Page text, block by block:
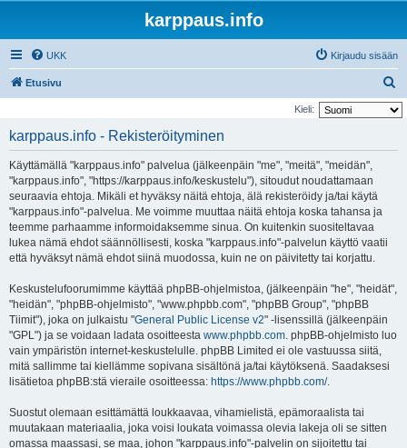
karppaus.info
UKK Kirjaudu sisään
Etusivu
t
Kieli:
karppaus.info - Rekisteröityminen
Käyttämällä "karppaus.info" palvelua (jälkeenpäin "me", "meitä", "meidän",
"karppaus.info", "https://karppaus.info/keskustelu"), sitoudut noudattamaan
seuraavia ehtoja. Mikäli et hyväksy näitä ehtoja, älä rekisteröidy ja/tai käytä
"karppaus.info"-palvelua. Me voimme muuttaa näitä ehtoja koska tahansa ja
teemme parhaamme informoidaksemme sinua. On kuitenkin suositeltavaa
lukea nämä ehdot säännöllisesti, koska "karppaus.info"-palvelun käyttö vaatii
että hyväksyt nämä ehdot siinä muodossa, kuin ne on päivitetty tai korjattu.
Keskustelufoorumimme käyttää phpBB-ohjelmistoa, (jälkeenpäin "he", "heidät",
"heidän", "phpBB-ohjelmisto", "www.phpbb.com", "phpBB Group", "phpBB
Tiimit"), joka on julkaistu "General Public License v2" -lisenssillä (jälkeenpäin
"GPL") ja se voidaan ladata osoitteesta www.phpbb.com. phpBB-ohjelmisto luo
vain ympäristön internet-keskustelulle. phpBB Limited ei ole vastuussa siitä,
mitä sallimme tai kiellämme sopivana sisältönä ja/tai käytöksenä. Saadaksesi
lisätietoa phpBB:stä vieraile osoitteessa: https://www.phpbb.com/.
Suostut olemaan esittämättä loukkaavaa, vihamielistä, epämoraalista tai
muutakaan materiaalia, joka voisi loukata voimassa olevia lakeja oli se sitten
omassa maassasi, se maa, johon "karppaus.info"-palvelin on sijoitettu tai